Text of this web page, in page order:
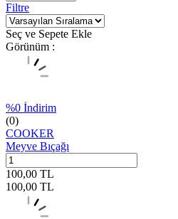
Filtre
Seç ve Sepete Ekle
Görünüm :
%0 İndirim
(0)
COOKER
Meyve Bıçağı
100,00 TL
100,00 TL